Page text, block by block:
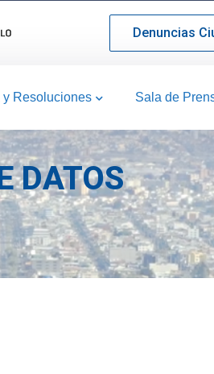
Denuncias
y Resoluciones Sala de
DATOS